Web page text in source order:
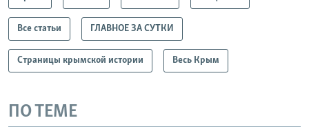
Все статьи ГЛАВНОЕ ЗА СУТКИ
Страницы крымской истории Весь Крым
ПО ТЕМЕ